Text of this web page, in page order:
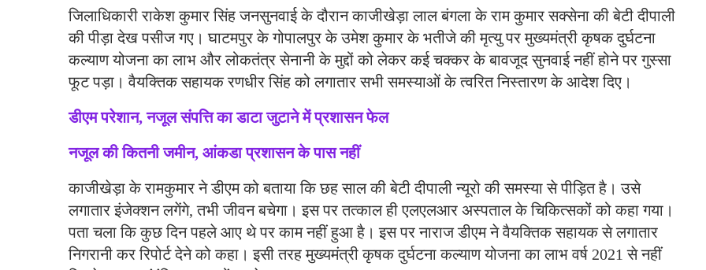
जिलाधिकारी राकेश कुमार सिंह जनसुनवाई के दौरान काजीखेड़ा लाल बंगला के राम कुमार सक्सेना की बेटी दीपाली
की पीड़ा देख पसीज गए। घाटमपुर के गोपालपुर के उमेश कुमार के भतीजे की मृत्यु पर मुख्यमंत्री कृषक दुर्घटना
कल्याण योजना का लाभ और लोकतंत्र सेनानी के मुद्दों को लेकर कई चक्कर के बावजूद सुनवाई नहीं होने पर गुस्सा
फूट पड़ा। वैयक्तिक सहायक रणधीर सिंह को लगातार सभी समस्याओं के त्वरित निस्तारण के आदेश दिए।
डीएम परेशान, नजूल संपत्ति का डाटा जुटाने में प्रशासन फेल
नजूल की कितनी जमीन, आंकडा प्रशासन के पास नहीं
काजीखेड़ा के रामकुमार ने डीएम को बताया कि छह साल की बेटी दीपाली न्यूरो की समस्या से पीड़ित है। उसे
लगातार इंजेक्शन लगेंगे, तभी जीवन बचेगा। इस पर तत्काल ही एलएलआर अस्पताल के चिकित्सकों को कहा गया।
पता चला कि कुछ दिन पहले आए थे पर काम नहीं हुआ है। इस पर नाराज डीएम ने वैयक्तिक सहायक से लगातार
निगरानी कर रिपोर्ट देने को कहा। इसी तरह मुख्यमंत्री कृषक दुर्घटना कल्याण योजना का लाभ वर्ष 2021 से नहीं